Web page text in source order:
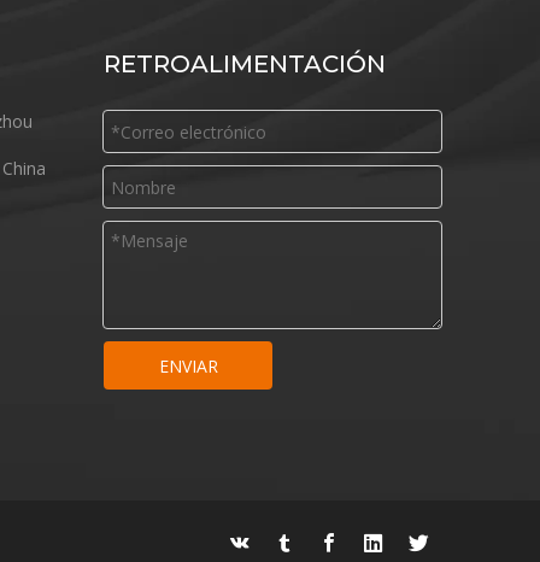
RETROALIMENTACIÓN
ENVIAR